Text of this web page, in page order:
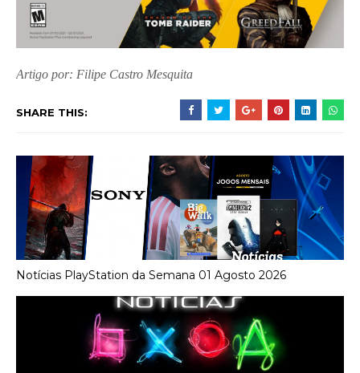
Artigo por: Filipe Castro Mesquita
SHARE THIS:
Notícias PlayStation da Semana 01 Agosto 2026